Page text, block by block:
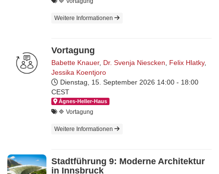
Weitere Informationen
Vortagung
Babette Knauer, Dr. Svenja Niescken Felix Hlatky,
Jessika Koentjoro
Dienstag, 15. September 2026 14:00 - 18:00
CEST
Ágnes-Hel­ler-Haus
🔷 Vortagung
Weitere Informationen
Stadtführung 9: Moderne Architektur
in Innsbruck